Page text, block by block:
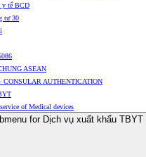
y tế BCD
tư 30
ASEAN
AUTHENTICATION
of Medical devices
for Dịch vụ xuất khẩu TBYT